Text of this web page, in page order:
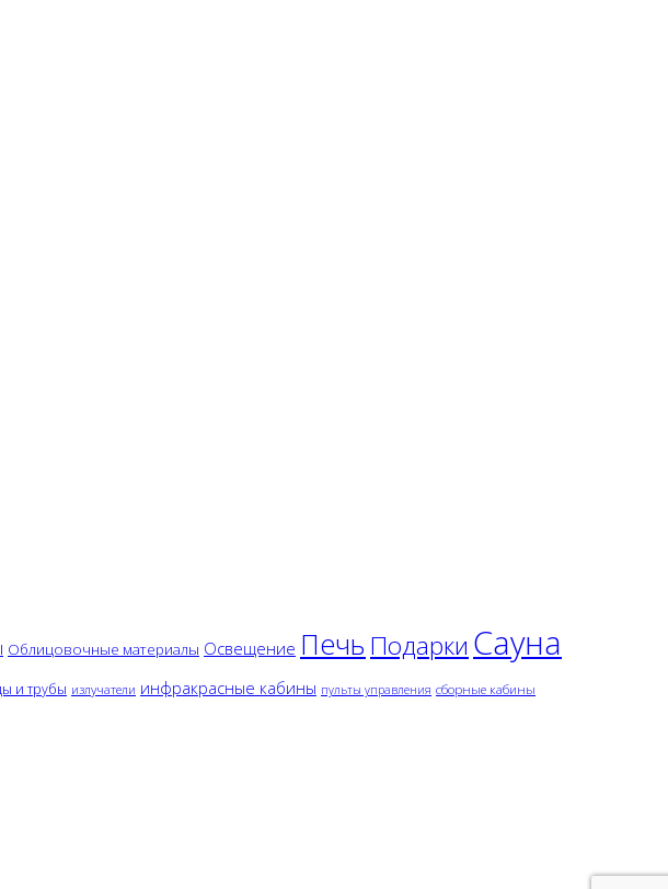
Облицовочные материалы Освещение Печь Подарки Сауна
и трубы излучатели инфракрасные кабины пульты управления сборные кабины